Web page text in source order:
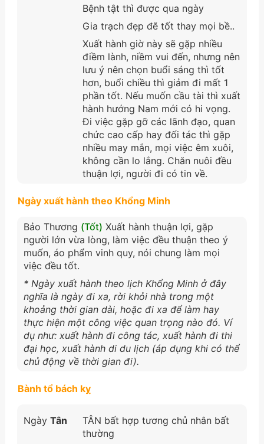
Bệnh tật thì được qua ngày
Gia trạch đẹp đẽ tốt thay mọi bề..
Xuất hành giờ này sẽ gặp nhiều
điềm lành, niềm vui đến, nhưng nên
lưu ý nên chọn buổi sáng thì tốt
hơn, buổi chiều thì giảm đi mất 1
phần tốt. Nếu muốn cầu tài thì xuất
hành hướng Nam mới có hi vọng.
Đi việc gặp gỡ các lãnh đạo, quan
chức cao cấp hay đối tác thì gặp
nhiều may mắn, mọi việc êm xuôi,
không cần lo lắng. Chăn nuôi đều
thuận lợi, người đi có tin về.
Ngày xuất hành theo Khổng Minh
Bảo Thương (Tốt) Xuất hành thuận lợi, gặp
người lớn vừa lòng, làm việc đều thuận theo ý
muốn, áo phẩm vinh quy, nói chung làm mọi
việc đều tốt.
* Ngày xuất hành theo lịch Khổng Minh ở đây
nghĩa là ngày đi xa, rời khỏi nhà trong một
khoảng thời gian dài, hoặc đi xa để làm hay
thực hiện một công việc quan trọng nào đó. Ví
dụ như: xuất hành đi công tác, xuất hành đi thi
đại học, xuất hành di du lịch (áp dụng khi có thể
chủ động về thời gian đi).
Bành tổ bách kỵ
Ngày Tân
TÂN bất hợp tương chủ nhân bất
thường